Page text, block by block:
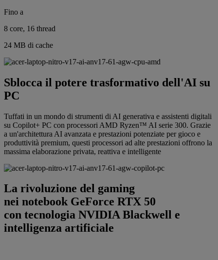
Fino a
8 core, 16 thread
24 MB di cache
Sblocca il potere trasformativo dell'AI su
PC
Tuffati in un mondo di strumenti di AI generativa e assistenti digitali
su Copilot+ PC con processori AMD Ryzen™ AI serie 300. Grazie
a un'architettura AI avanzata e prestazioni potenziate per gioco e
produttività premium, questi processori ad alte prestazioni offrono la
massima elaborazione privata, reattiva e intelligente
La rivoluzione del gaming
nei notebook GeForce RTX 50
con tecnologia NVIDIA Blackwell e
intelligenza artificiale